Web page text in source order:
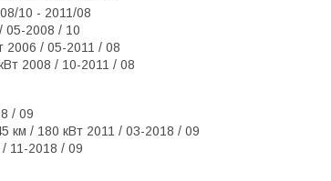
10 - 2011/08
05-2008 / 10
2006 / 05-2011 / 08
2008 / 10-2011 / 08
/ 09
км / 180 кВт 2011 / 03-2018 / 09
11-2018 / 09